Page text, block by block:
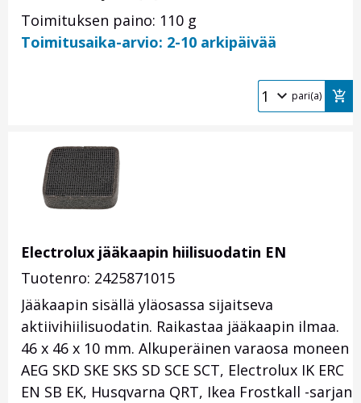
Toimituksen paino: 110 g
Toimitusaika-arvio: 2-10 arkipäivää
pari(a)
Electrolux jääkaapin hiilisuodatin EN
Tuotenro: 2425871015
Jääkaapin sisällä yläosassa sijaitseva
aktiivihiilisuodatin. Raikastaa jääkaapin ilmaa.
46 x 46 x 10 mm. Alkuperäinen varaosa moneen
AEG SKD SKE SKS SD SCE SCT, Electrolux IK ERC
EN SB EK, Husqvarna QRT, Ikea Frostkall -sarjan